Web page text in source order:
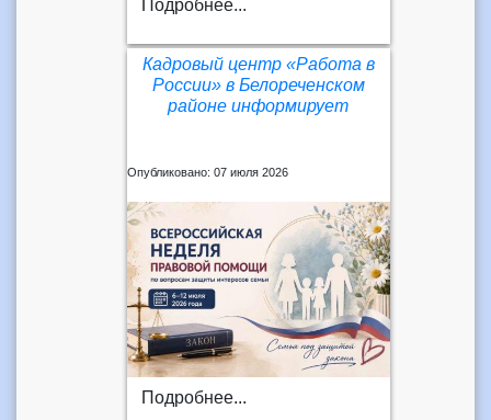
Подробнее...
Кадровый центр «Работа в
России» в Белореченском
районе информирует
Опубликовано: 07 июля 2026
Подробнее...